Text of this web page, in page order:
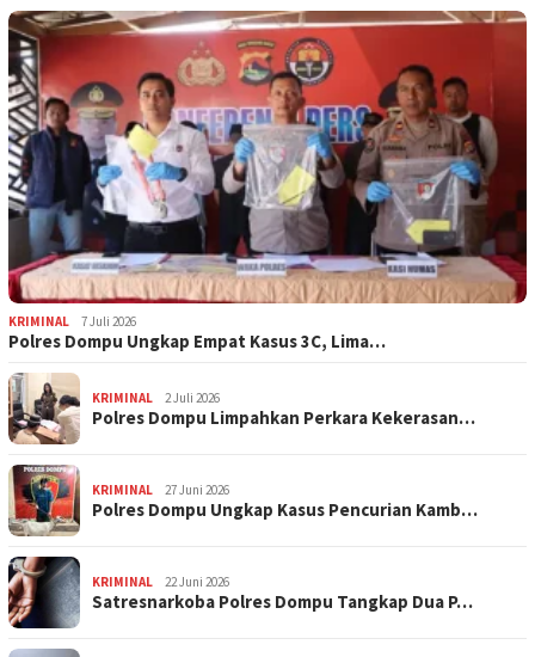
KRIMINAL 7 Juli 2026
Polres Dompu Ungkap Empat Kasus 3C, Lima…
KRIMINAL 2 Juli 2026
Polres Dompu Limpahkan Perkara Kekerasan…
KRIMINAL 27 Juni 2026
Polres Dompu Ungkap Kasus Pencurian Kamb…
KRIMINAL 22 Juni 2026
Satresnarkoba Polres Dompu Tangkap Dua P…